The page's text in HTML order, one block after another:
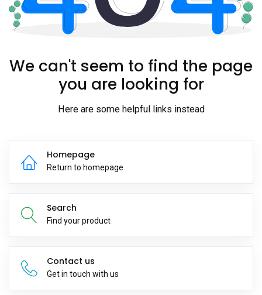
We can't seem to find the page
you are looking for
Here are some helpful links instead
Homepage
Return to homepage
Search
Find your product
Contact us
Get in touch with us